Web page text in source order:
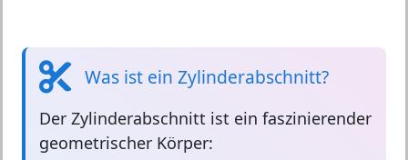
Was ist ein Zylinderabschnitt?
Der Zylinderabschnitt ist ein faszinierender
geometrischer Körper: